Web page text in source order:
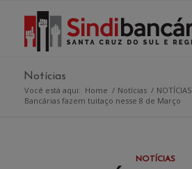
Notícias
Você está aqui: Home / Notícias / NOTÍCIAS
Bancárias fazem tuitaço nesse 8 de Março
NOTÍCIAS